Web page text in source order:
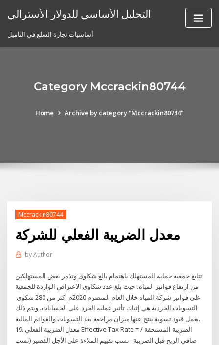
التحليل الأساسي للدولار الأسترالي
أساسيات تجارة السلع في التاميل
Category Mccrackin80744
Home Archive by category "Mccrackin80744"
Mccrackin80744
معدل الضريبة الفعلي للشركة
byAuthor
تتابع جمعية حماية المستهلك باهتمام بالغ شكاوى وتذمر بعض المستهلكين
من ارتفاع فواتير المياه، حيث بلغ عدد شكاوى الاعتراض الواردة للجمعية
على فواتير شركة المياه خلال العام المنصرم 2020م أكثر من 280 شكوى.
التسويات الجردية هي إثبات تأثير عملية الجرد على الحسابات، ويتم ذلك
بعمل قيود تسوية ينتج عنها ميزان مراجعة بعد التسويات والقوائم المالية.
19. معدل الضريبة الفعلي Effective Tax Rate = الضريبة المستحقة /
صافي الربح قبل الضريبة · نسب تقييم الملاءة على الأجل القصير (نسب